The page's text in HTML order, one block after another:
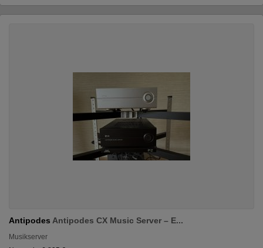
Antipodes Antipodes CX Music Server – E...
Musikserver